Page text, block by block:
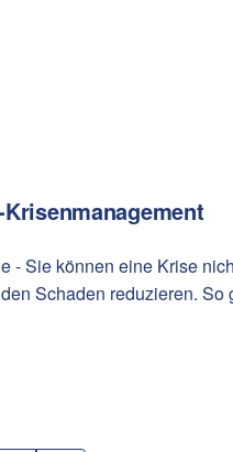
- Sie können eine Krise
Schaden reduzieren. So